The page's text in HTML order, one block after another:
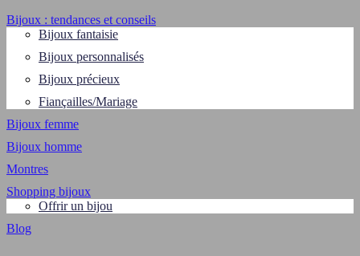
Bijoux : tendances et conseils
Bijoux fantaisie
Bijoux personnalisés
Bijoux précieux
Fiançailles/Mariage
Bijoux femme
Bijoux homme
Montres
Shopping bijoux
Offrir un bijou
Blog